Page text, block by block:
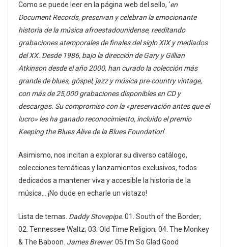
Como se puede leer en la página web del sello, ‘en
Document Records, preservan y celebran la emocionante
historia de la música afroestadounidense, reeditando
grabaciones atemporales de finales del siglo XIX y mediados
del XX. Desde 1986, bajo la dirección de Gary y Gillian
Atkinson desde el año 2000, han curado la colección más
grande de blues, góspel, jazz y música pre-country vintage,
con más de 25,000 grabaciones disponibles en CD y
descargas. Su compromiso con la «preservación antes que el
lucro» les ha ganado reconocimiento, incluido el premio
Keeping the Blues Alive de la Blues Foundation’.
Asimismo, nos incitan a explorar su diverso catálogo,
colecciones temáticas y lanzamientos exclusivos, todos
dedicados a mantener viva y accesible la historia de la
música… ¡No dude en echarle un vistazo!
Lista de temas. Daddy Stovepipe. 01. South of the Border;
02. Tennessee Waltz; 03. Old Time Religion; 04. The Monkey
& The Baboon. James Brewer: 05.I’m So Glad Good